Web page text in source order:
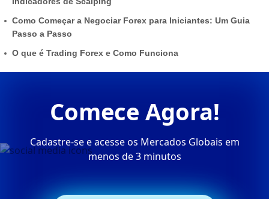
Como Começar a Negociar Forex para Iniciantes: Um Guia
Passo a Passo
O que é Trading Forex e Como Funciona
Comece Agora!
Cadastre-se e acesse os Mercados Globais em
menos de 3 minutos